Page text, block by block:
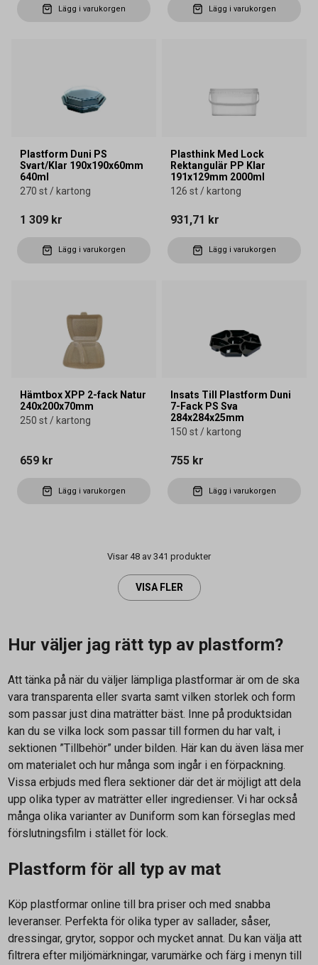
Lägg i varukorgen Lägg i varukorgen
Plastform Duni PS
Svart/Klar 190x190x60mm
640ml
270 st / kartong
1 309 kr
Lägg i varukorgen
Plasthink Med Lock
Rektangulär PP Klar
191x129mm 2000ml
126 st / kartong
931,71 kr
Lägg i varukorgen
Hämtbox XPP 2-fack Natur
240x200x70mm
250 st / kartong
659 kr
Lägg i varukorgen
Insats Till Plastform Duni
7-Fack PS Sva
284x284x25mm
150 st / kartong
755 kr
Lägg i varukorgen
Visar 48 av 341 produkter
VISA FLER
Hur väljer jag rätt typ av plastform?
Att tänka på när du väljer lämpliga plastformar är om de ska
vara transparenta eller svarta samt vilken storlek och form
som passar just dina maträtter bäst. Inne på produktsidan
kan du se vilka lock som passar till formen du har valt, i
sektionen ”Tillbehör” under bilden. Här kan du även läsa mer
om materialet och hur många som ingår i en förpackning.
Vissa erbjuds med flera sektioner där det är möjligt att dela
upp olika typer av maträtter eller ingredienser. Vi har också
många olika varianter av Duniform som kan förseglas med
förslutningsfilm i stället för lock.
Plastform för all typ av mat
Köp plastformar online till bra priser och med snabba
leveranser. Perfekta för olika typer av sallader, såser,
dressingar, grytor, soppor och mycket annat. Du kan välja att
filtrera efter miljömärkningar, varumärke och färg i menyn till